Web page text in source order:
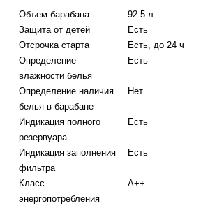
Объем барабана
92.5 л
Защита от детей
Есть
Отсрочка старта
Есть, до 24 ч
Определение
влажности белья
Есть
Определение наличия
белья в барабане
Нет
Индикация полного
резервуара
Есть
Индикация заполнения
фильтра
Есть
Класс
энергопотребления
A++